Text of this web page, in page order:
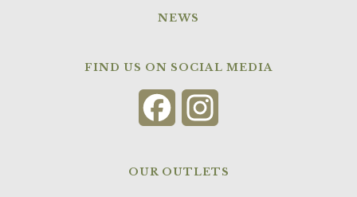
NEWS
FIND US ON SOCIAL MEDIA
Facebook
OUR OUTLETS